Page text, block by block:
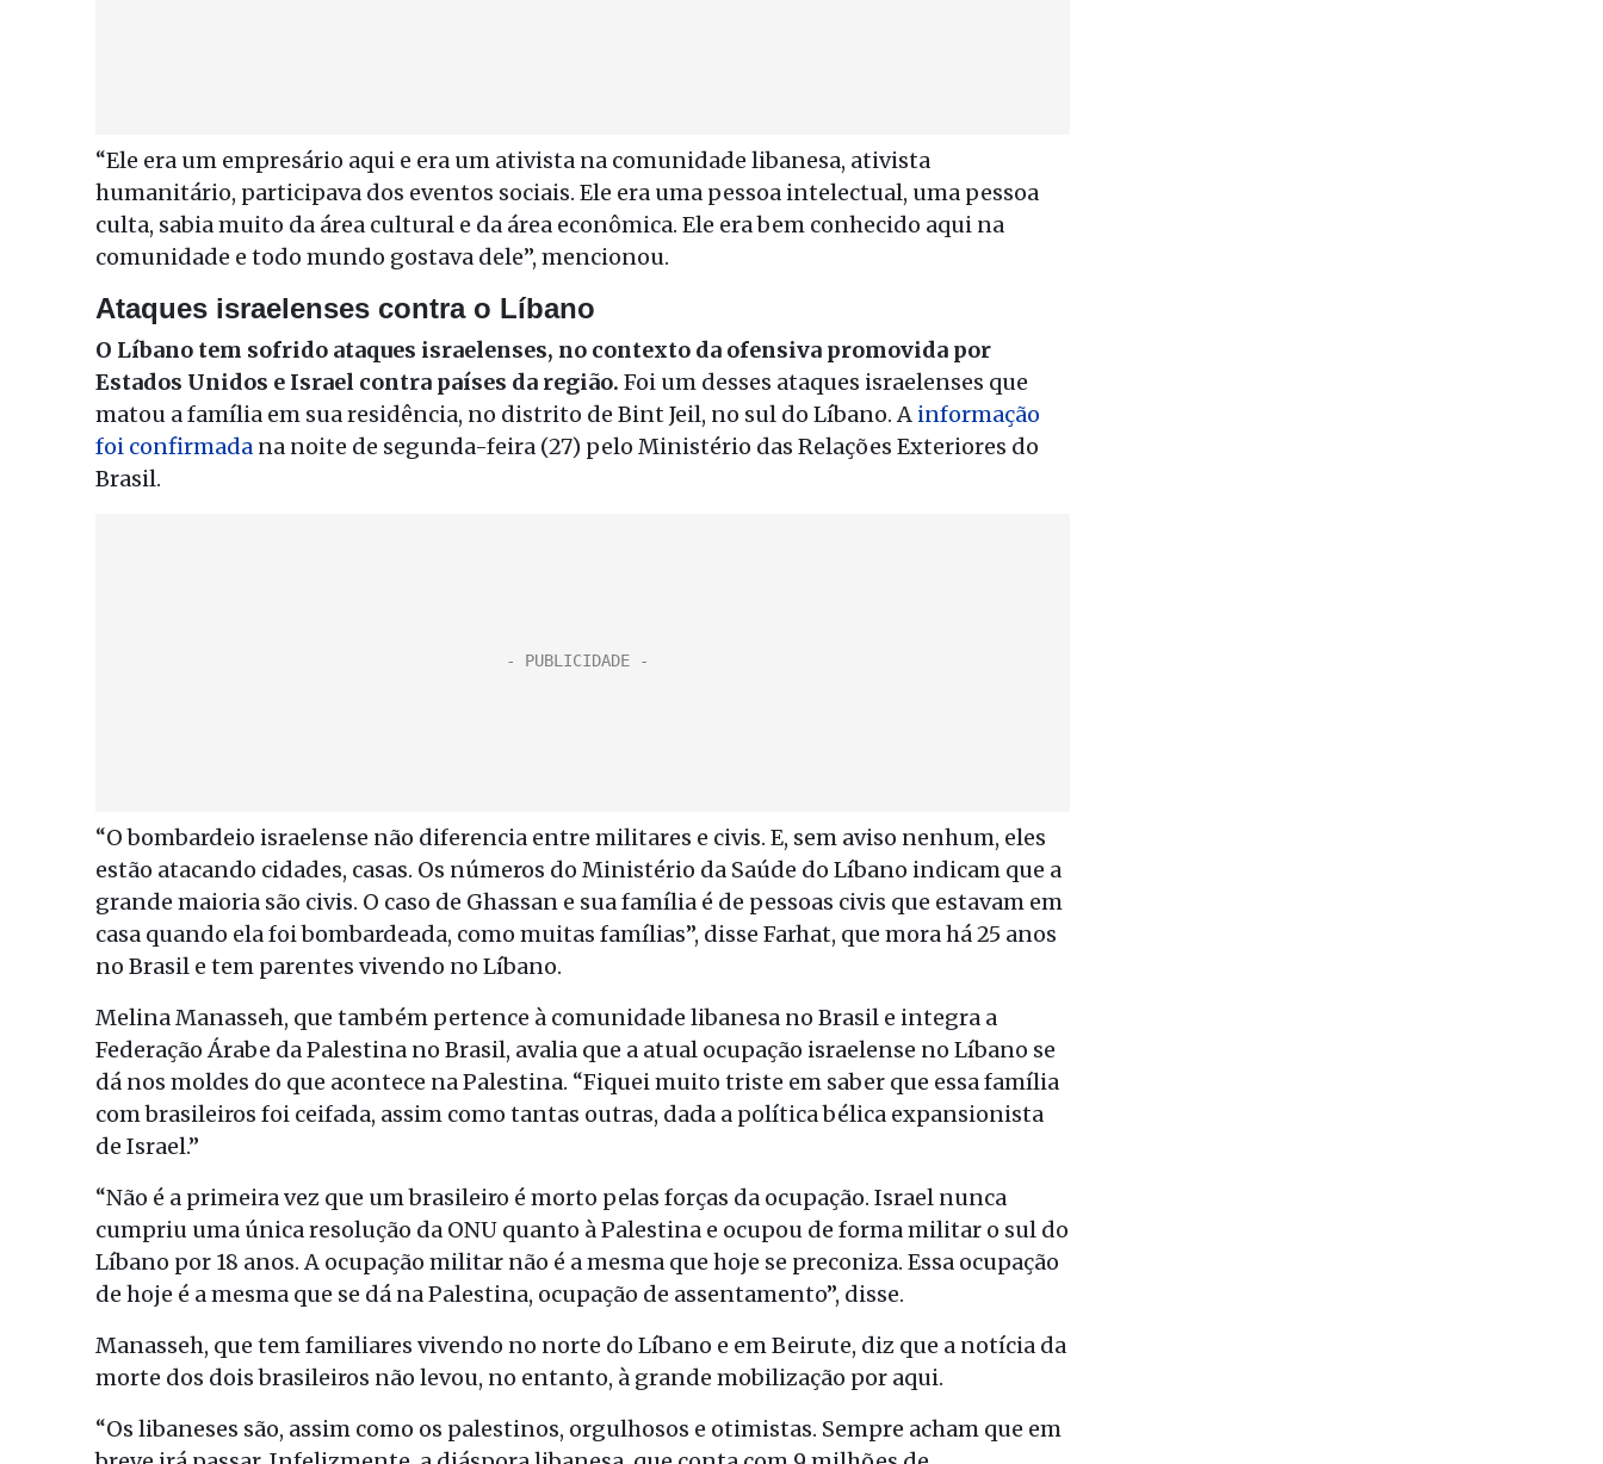
“Ele era um empresário aqui e era um ativista na comunidade libanesa, ativista
humanitário, participava dos eventos sociais. Ele era uma pessoa intelectual, uma pessoa
culta, sabia muito da área cultural e da área econômica. Ele era bem conhecido aqui na
comunidade e todo mundo gostava dele”, mencionou.
Ataques israelenses contra o Líbano
O Líbano tem sofrido ataques israelenses, no contexto da ofensiva promovida por
Estados Unidos e Israel contra países da região. Foi um desses ataques israelenses que
matou a família em sua residência, no distrito de Bint Jeil, no sul do Líbano. A informação
foi confirmada na noite de segunda-feira (27) pelo Ministério das Relações Exteriores do
Brasil.
“O bombardeio israelense não diferencia entre militares e civis. E, sem aviso nenhum, eles
estão atacando cidades, casas. Os números do Ministério da Saúde do Líbano indicam que a
grande maioria são civis. O caso de Ghassan e sua família é de pessoas civis que estavam em
casa quando ela foi bombardeada, como muitas famílias”, disse Farhat, que mora há 25 anos
no Brasil e tem parentes vivendo no Líbano.
Melina Manasseh, que também pertence à comunidade libanesa no Brasil e integra a
Federação Árabe da Palestina no Brasil, avalia que a atual ocupação israelense no Líbano se
dá nos moldes do que acontece na Palestina. “Fiquei muito triste em saber que essa família
com brasileiros foi ceifada, assim como tantas outras, dada a política bélica expansionista
de Israel.”
“Não é a primeira vez que um brasileiro é morto pelas forças da ocupação. Israel nunca
cumpriu uma única resolução da ONU quanto à Palestina e ocupou de forma militar o sul do
Líbano por 18 anos. A ocupação militar não é a mesma que hoje se preconiza. Essa ocupação
de hoje é a mesma que se dá na Palestina, ocupação de assentamento”, disse.
Manasseh, que tem familiares vivendo no norte do Líbano e em Beirute, diz que a notícia da
morte dos dois brasileiros não levou, no entanto, à grande mobilização por aqui.
“Os libaneses são, assim como os palestinos, orgulhosos e otimistas. Sempre acham que em